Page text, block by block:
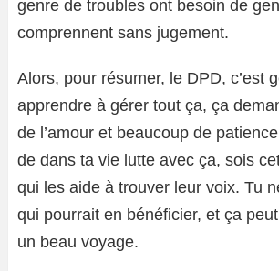
genre de troubles ont besoin de
comprennent sans jugement.
Alors, pour résumer, le DPD, c’est
apprendre à gérer tout ça, ça
de l’amour et beaucoup de
de dans ta vie lutte avec ça, sois
qui les aide à trouver leur voix. Tu
qui pourrait en bénéficier, et ça
un beau voyage.